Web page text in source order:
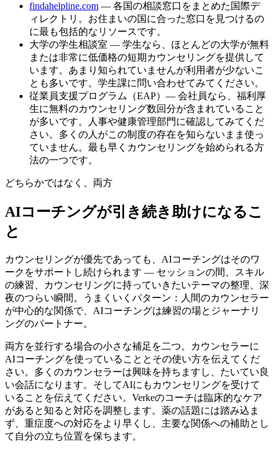
findahelpline.com — 各国の相談窓口をまとめた国際デ
ィレクトリ。お住まいの国に合った窓口を見つけるの
に最も包括的なリソースです。
大学の学生相談室 — 学生なら、ほとんどの大学が無料
または非常に低価格の短期カウンセリングを提供して
います。あまり知られていませんが利用者が少ないこ
とも多いです。学生課に問い合わせてみてください。
従業員支援プログラム（EAP）— 会社員なら、福利厚
生に無料のカウンセリング数回分が含まれていること
が多いです。人事や健康管理部門に確認してみてくだ
さい。多くの人がこの制度の存在を知らないまま使っ
ていません。最も早くカウンセリングを始められる方
法の一つです。
どちらかではなく、両方
AIコーチングが引き続き助けになるこ
と
カウンセリングが優先であっても、AIコーチングはそのワ
ークをサポートし続けられます — セッションの間、スキル
の練習、カウンセリングに持っていきたいテーマの整理、深
夜のつらい瞬間。うまくいくパターン：人間のカウンセラー
が中心的な関係で、AIコーチングは練習の場とジャーナリ
ングのパートナー。
両方を並行する場合の小さな補足を二つ。カウンセラーに
AIコーチングを使っていることとその使い方を伝えてくだ
さい。多くのカウンセラーは興味を持ちますし、たいてい良
い会話になります。そしてAIにもカウンセリングを受けて
いることを伝えてください。Verkeのコーチは臨床的なケア
があると知ると対応を調整します。薬の話題には踏み込ま
ず、重症度への対応をより早くし、主要な関係への補助とし
て自分の立ち位置を保ちます。